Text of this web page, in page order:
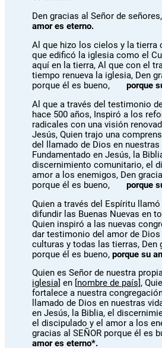
Den gracias al Señor de señores,
amor es eterno.
Al que hizo los cielos y la tierra
que edificó la iglesia como el
aquí en la tierra, Al que con el
tiempo renueva la iglesia, Den
porque él es bueno,
porque
Al que a través del testimonio
hace 500 años, Inspiró a los
radicales con una visión
Jesús, Quien trajo una
del llamado de Dios en nuestras
Fundamentado en Jesús, la
discernimiento comunitario, el
amor a los enemigos, Den
porque él es bueno,
porque
Quien a través del Espíritu
difundir las Buenas Nuevas en
Quien inspiró a las nuevas
dar testimonio del amor de
culturas y todas las tierras, Den
porque él es bueno,porque su
Quien es Señor de nuestra
iglesia] en [ nombre de país],
fortalece a nuestra
llamado de Dios en nuestras
en Jesús, la Biblia, el
el discipulado y el amor a los
gracias al SEÑOR porque él es
amor es eterno*.